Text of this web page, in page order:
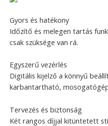
Gyors és hatékony
Időzítő és melegen tartás
csak szüksége van rá.
Egyszerű vezérlés
Digitális kijelző a könnyű
karbantartható,
Tervezés és biztonság
Két rangos díjjal kitüntetett